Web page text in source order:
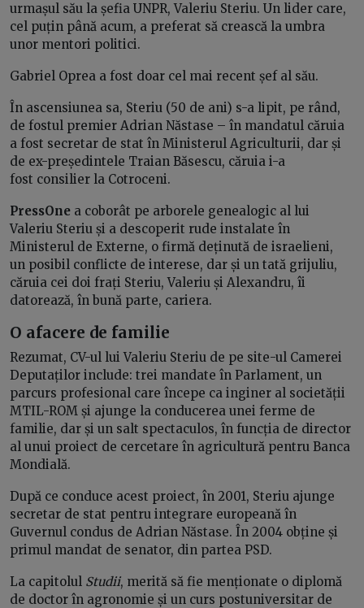
urmașul său la șefia UNPR, Valeriu Steriu. Un lider care,
cel puțin până acum, a preferat să crească la umbra
unor mentori politici.
Gabriel Oprea a fost doar cel mai recent șef al său.
În ascensiunea sa, Steriu (50 de ani) s-a lipit, pe rând,
de fostul premier Adrian Năstase – în mandatul căruia
a fost secretar de stat în Ministerul Agriculturii, dar și
de ex-președintele Traian Băsescu, căruia i-a
fost consilier la Cotroceni.
PressOne a coborât pe arborele genealogic al lui
Valeriu Steriu și a descoperit rude instalate în
Ministerul de Externe, o firmă deținută de israelieni,
un posibil conflicte de interese, dar și un tată grijuliu,
căruia cei doi frați Steriu, Valeriu și Alexandru, îi
datorează, în bună parte, cariera.
O afacere de familie
Rezumat, CV-ul lui Valeriu Steriu de pe site-ul Camerei
Deputaților include: trei mandate în Parlament, un
parcurs profesional care începe ca inginer al societății
MTIL-ROM și ajunge la conducerea unei ferme de
familie, dar și un salt spectaculos, în funcția de director
al unui proiect de cercetare în agricultură pentru Banca
Mondială.
După ce conduce acest proiect, în 2001, Steriu ajunge
secretar de stat pentru integrare europeană în
Guvernul condus de Adrian Năstase. În 2004 obține și
primul mandat de senator, din partea PSD.
La capitolul Studii, merită să fie menționate o diplomă
de doctor în agronomie și un curs postuniversitar de